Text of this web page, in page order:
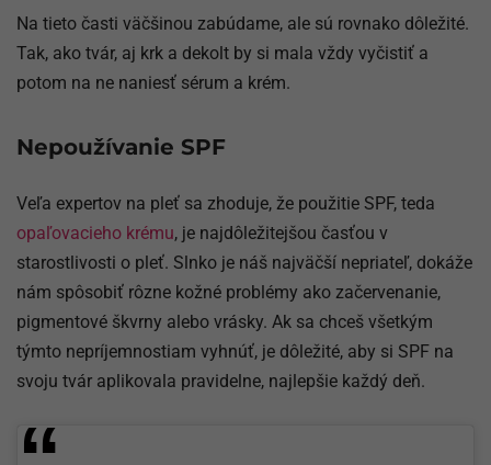
Na tieto časti väčšinou zabúdame, ale sú rovnako dôležité.
Tak, ako tvár, aj krk a dekolt by si mala vždy vyčistiť a
potom na ne naniesť sérum a krém.
Nepoužívanie SPF
Veľa expertov na pleť sa zhoduje, že použitie SPF, teda
opaľovacieho krému, je najdôležitejšou časťou v
starostlivosti o pleť. Slnko je náš najväčší nepriateľ, dokáže
nám spôsobiť rôzne kožné problémy ako začervenanie,
pigmentové škvrny alebo vrásky. Ak sa chceš všetkým
týmto nepríjemnostiam vyhnúť, je dôležité, aby si SPF na
svoju tvár aplikovala pravidelne, najlepšie každý deň.